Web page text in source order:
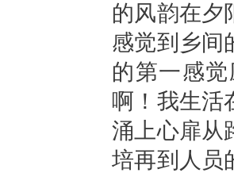
的风韵在夕
感觉到乡间
的第一感
啊！我生活
涌上心扉从
培再到人员